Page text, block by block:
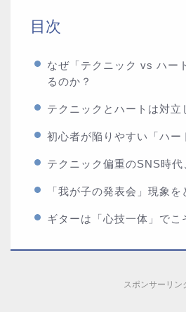
目次
なぜ「テクニック vs ハー
るのか？
テクニックとハートは対立
初心者が陥りやすい「ハー
テクニック偏重のSNS時代
「我が子の発表会」現象
ギターは「心技一体」でこ
スポンサーリン